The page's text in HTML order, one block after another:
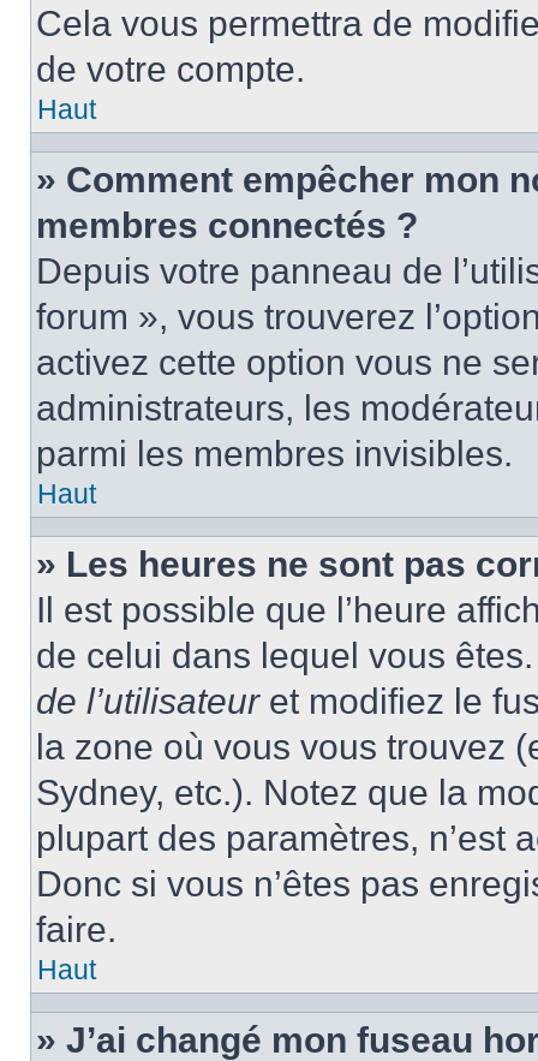
Cela vous permettra de
de votre compte.
Haut
» Comment empêcher mon
membres connectés ?
Depuis votre panneau de
forum », vous trouverez
activez cette option vous ne
administrateurs, les
parmi les membres invisibles.
Haut
» Les heures ne sont pas
Il est possible que l’heure
de celui dans lequel vous
de l’utilisateuret modifiez le
la zone où vous vous trouvez
Sydney, etc.). Notez que la
plupart des paramètres, n’est
Donc si vous n’êtes pas
faire.
Haut
» J’ai changé mon fuseau